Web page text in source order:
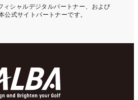
ィシャルデジタルパートナー、および
公式サイトパートナーです。